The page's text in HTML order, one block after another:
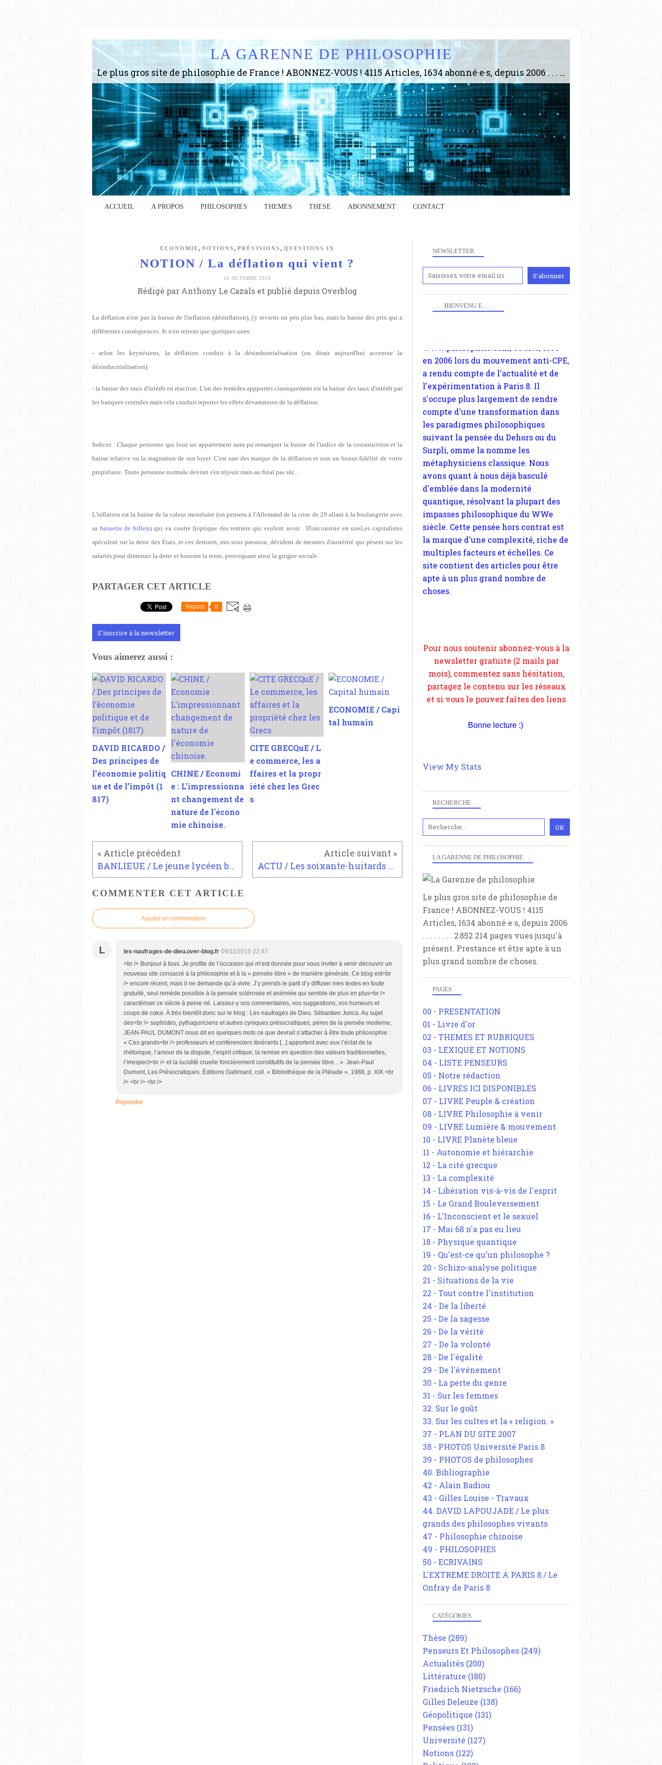
LA GARENNE DE PHILOSOPHIE
Le plus gros site de philosophie de France ! ABONNEZ-VOUS ! 4115 Articles, 1634 abonné·e·s, depuis 2006 . . . . . . . . 2 852 214 pages vues jusqu'à présent. Prestance et être apte à un plus grand nombre de choses.
ACCUEIL A PROPOS PHILOSOPHES THEMES THESE ABONNEMENT CONTACT
ECONOMIE , NOTIONS , PRÉVISIONS , QUESTIONS IX
NOTION / La déflation qui vient ?
16 OCTOBRE 2010
Rédigé par Anthony Le Cazals et publié depuis Overblog
La déflation n'est pas la baisse de l'inflation (désinflation), j'y reviens un peu plus bas, mais la baisse des prix qui a
différentes conséquences. Je n'en retiens que quelques unes:
- selon les keynésiens, la déflation conduit à la désindustrialisation (on dirait aujourd'hui accentue la
désinductrialisation).
- la baisse des taux d'intérêt en réaction. L'un des remèdes appportés classiquement est la baisse des taux d'intérêt par
les banques centrales mais cela conduit reporter les effets dévastateurs de la déflation.
Indices : Chaque personne qui loue un appartement aura pu remarquer la baisse de l'indice de la constructrion et la
baisse relative ou la stagnation de son loyer. C'est une des marque de la déflation et non un bonus fidélité de votre
propiétaire. Toute personne normale devrait s'en réjouir mais au final pas sûr...
L'inflation est la baisse de la valeur monétaire (on pensera à l'Allemand de la crise de 29 allant à la boulangerie avec
sa brouette de billets) qui va contre l(optique des rentiers qui veulent avoir . D'oùconsiste en uneLes capitalistes
spéculent sur la dette des Etats, et ces derniers, mis sous pression, décident de mesures d'austérité qui pèsent sur les
salariés pour diminuer la dette et honorer la rente, provoquant ainsi la grogne sociale.
PARTAGER CET ARTICLE
Repost 0
S'inscrire à la newsletter
Vous aimerez aussi :
DAVID RICARDO /
Des principes de
l’économie politiq
ue et de l’impôt (1
817)
CHINE / Economi
e : L'impressionna
nt changement de
nature de l'écono
mie chinoise.
CITE GRECQuE / L
e commerce, les a
ffaires et la propr
iété chez les Grec
s
ECONOMIE / Capi
tal humain
BANLIEUE / Le jeune lycéen blessé de montreuil ACTU / Les soixante-huitards s'accrochent : vers la retraite à 70 ans
COMMENTER CET ARTICLE
Ajouter un commentaire
L les-naufrages-de-dieu.over-blog.fr 09/11/2010 22:47
<br /> Bonjour à tous. Je profite de l’occasion qui m’est donnée pour vous inviter à venir découvrir un
nouveau site consacré à la philosophie et à la « pensée libre » de manière générale. Ce blog est<br
/> encore récent, mais il ne demande qu’à vivre. J’y prends le parti d’y diffuser mes textes en toute
gratuité, seul remède possible à la pensée sclérosée et anémiée qui semble de plus en plus<br />
caractériser ce siècle à peine né. Laissez-y vos commentaires, vos suggestions, vos humeurs et
coups de cœur. À très bientôt donc sur le blog : Les naufragés de Dieu. Sébastien Junca. Au sujet
des<br /> sophistes, pythagoriciens et autres cyniques présocratiques, pères de la pensée moderne,
JEAN-PAUL DUMONT nous dit en quelques mots ce que devrait s’attacher à être toute philosophie :
« Ces grands<br /> professeurs et conférenciers itinérants [...] apportent avec eux l’éclat de la
rhétorique, l’amour de la dispute, l’esprit critique, la remise en question des valeurs traditionnelles,
l’irrespect<br /> et la lucidité cruelle foncièrement constitutifs de la pensée libre... ». Jean-Paul
Dumont, Les Présocratiques. Éditions Gallimard, coll. « Bibliothèque de la Pléiade », 1988, p. XIX.<br
/> <br /> <br />
Répondre
NEWSLETTER
RECHERCHE
LA GARENNE DE PHILOSOPHIE
Le plus gros site de philosophie de
France ! ABONNEZ-VOUS ! 4115
Articles, 1634 abonné·e·s, depuis 2006
. . . . . . . . 2 852 214 pages vues jusqu'à
présent. Prestance et être apte à un
plus grand nombre de choses.
PAGES
00 - PRESENTATION
01 - Livre d'or
02 - THEMES ET RUBRIQUES
03 - LEXIQUE ET NOTIONS
04 - LISTE PENSEURS
05 - Notre rédaction
06 - LIVRES ICI DISPONIBLES
07 - LIVRE Peuple & création
08 - LIVRE Philosophie à venir
09 - LIVRE Lumière & mouvement
10 - LIVRE Planète bleue
11 - Autonomie et hiérarchie
12 - La cité grecque
13 - La complexité
14 - Libération vis-à-vis de l'esprit
15 - Le Grand Bouleversement
16 - L'Inconscient et le sexuel
17 - Mai 68 n'a pas eu lieu
18 - Physique quantique
19 - Qu'est-ce qu'un philosophe ?
20 - Schizo-analyse politique
21 - Situations de la vie
22 - Tout contre l'institution
24 - De la liberté
25 - De la sagesse
26 - De la vérité
27 - De la volonté
28 - De l'égalité
29 - De l'événement
30 - La perte du genre
31 - Sur les femmes
32. Sur le goût
33. Sur les cultes et la « religion. »
37 - PLAN DU SITE 2007
38 - PHOTOS Université Paris 8
39 - PHOTOS de philosophes
40. Bibliographie
42 - Alain Badiou
43 - Gilles Louise - Travaux
44. DAVID LAPOUJADE / Le plus
grands des philosophes vivants
47 - Philosophie chinoise
49 - PHILOSOPHES
50 - ECRIVAINS
L'EXTREME DROITE A PARIS 8 / Le
Onfray de Paris 8
CATÉGORIES
Thèse (289)
Penseurs Et Philosophes (249)
Actualités (200)
Littérature (180)
Friedrich Nietzsche (166)
Gilles Deleuze (138)
Géopolitique (131)
Pensées (131)
Université (127)
Notions (122)
. . . . BIENVENU·E . . . .
Anciennement
www.paris8philo.com, ce site, créé
en 2006 lors du mouvement anti-CPE,
a rendu compte de l'actualité et de
les paradigmes philosophiques
suivant la pensée du Dehors ou du
Surpli, omme la nomme les
métaphysiciens classique. Nous
avons quant à nous déjà basculé
d'emblée dans la modernité
quantique, résolvant la plupart des
impasses philosophique du WWe
siècle. Cette pensée hors contrat est
la marque d'une complexité, riche de
multiples facteurs et échelles. Ce
site contient des articles pour être
apte à un plus grand nombre de
choses.
Pour nous soutenir abonnez-vous à la
et si vous le pouvez faîtes des liens
depuis votre site.
Bonne lecture :)
View My Stats